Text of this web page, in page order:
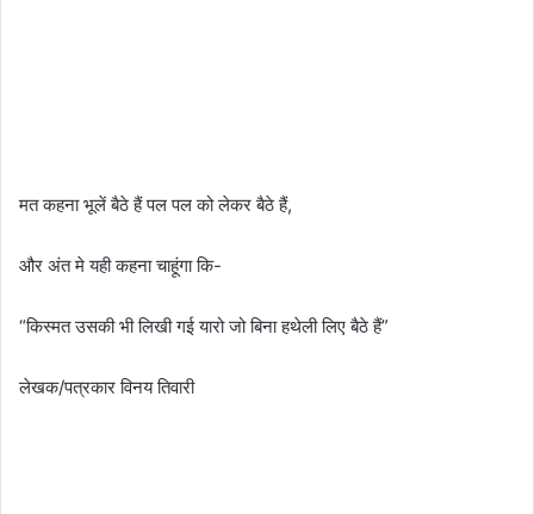
मत कहना भूलें बैठे हैं पल पल को लेकर बैठे हैं,
और अंत मे यही कहना चाहूंगा कि-
“किस्मत उसकी भी लिखी गई यारो जो बिना हथेली लिए बैठे हैं”
लेखक/पत्रकार विनय तिवारी